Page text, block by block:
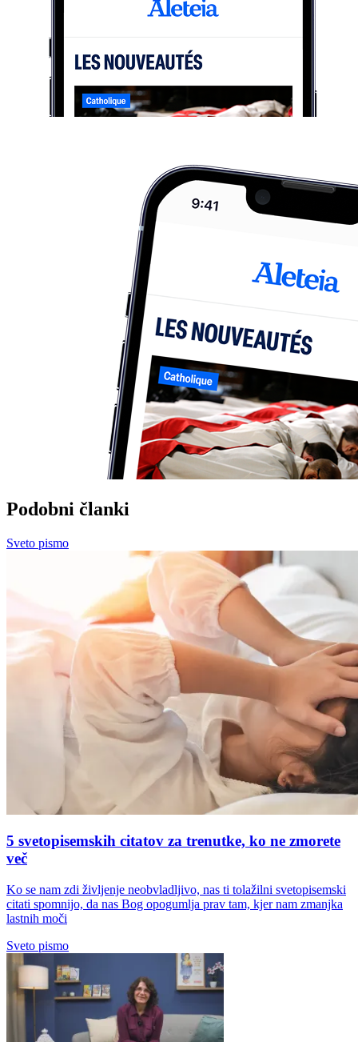
Podobni članki
Sveto pismo
5 svetopisemskih citatov za trenutke, ko ne zmorete
več
Ko se nam zdi življenje neobvladljivo, nas ti tolažilni svetopisemski
citati spomnijo, da nas Bog opogumlja prav tam, kjer nam zmanjka
lastnih moči
Sveto pismo